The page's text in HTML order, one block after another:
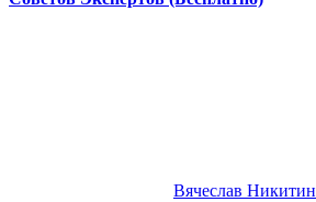
Вячеслав Никитин